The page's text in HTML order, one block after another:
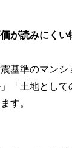
が読みにくい
基準のマンシ
「土地として
す。